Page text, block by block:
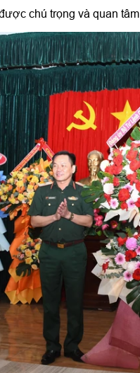
chú trọng và quan